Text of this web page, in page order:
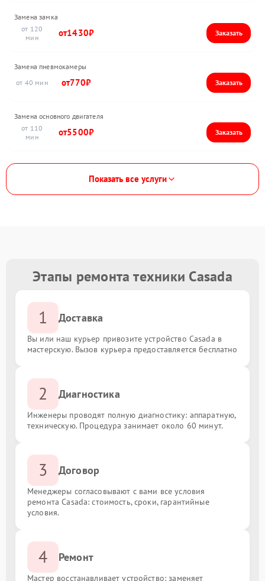
Замена замка
120
1430
Замена пневмокамеры
40
770
Замена основного двигателя
110
5500
Показать все услуги
Этапы ремонта техники Casada
1 Доставка
Вы или наш курьер привозите устройство Casada в
мастерскую. Вызов курьера предоставляется бесплатно
2 Диагностика
Инженеры проводят полную диагностику: аппаратную,
техническую. Процедура занимает около 60 минут.
3 Договор
Менеджеры согласовывают с вами все условия
ремонта Casada: стоимость, сроки, гарантийные
условия.
4 Ремонт
Мастер восстанавливает устройство: заменяет